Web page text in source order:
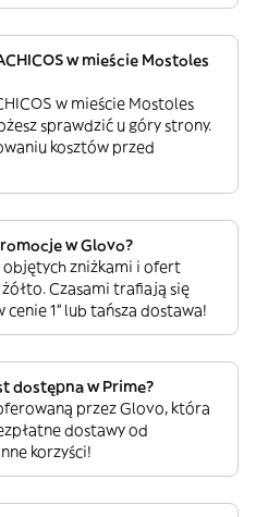
w mieście Mostoles
w mieście Mostoles
sprawdzić u góry strony.
kosztów przed
w Glovo?
zniżkami i ofert
Czasami trafiają się
cenie 1” lub tańsza dostawa!
dostępna w Prime?
przez Glovo, która
dostawy od
korzyści!